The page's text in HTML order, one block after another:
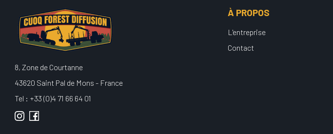
8, Zone de Courtanne
43620 Saint Pal de Mons - France
Tel : +33 (0)4 71 66 64 01
À PROPOS
L'entreprise
Contact